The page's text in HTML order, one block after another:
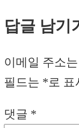
답글 남기
이메일 주소
필드는 *로 표
댓글 *